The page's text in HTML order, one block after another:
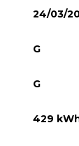
24/03/
G
G
429